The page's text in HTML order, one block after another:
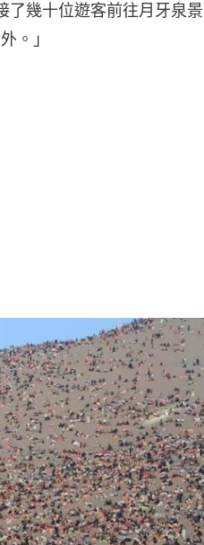
了幾十位遊客前往月牙泉景
。」